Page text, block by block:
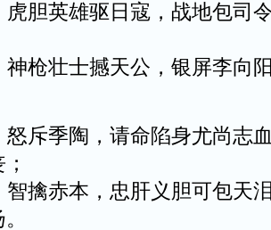
胆英雄驱日寇，战地包司
枪壮士撼天公，银屏李向
斥季陶，请命陷身尤尚志
擒赤本，忠肝义胆可包天